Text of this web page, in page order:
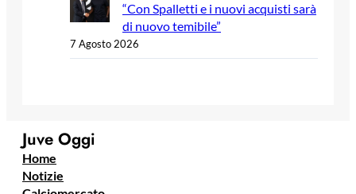
“Con Spalletti e i nuovi acquisti sarà
di nuovo temibile”
7 Agosto 2026
Juve Oggi
Home
Notizie